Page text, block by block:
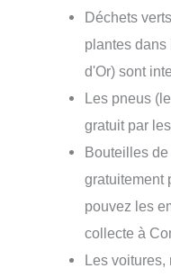
Déchets
plantes dans
d'Or) sont
Les pneus
gratuit par
Bouteilles
gratuitement
pouvez les
collecte à
Les voitures,